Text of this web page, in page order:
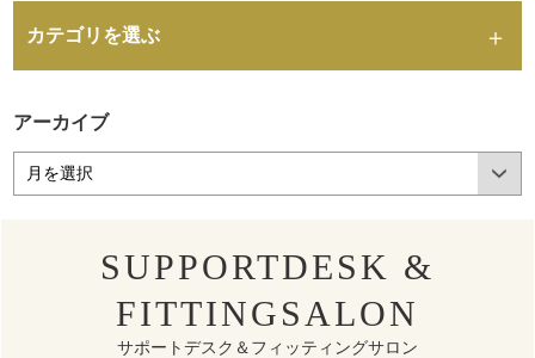
カテゴリを選ぶ
アーカイブ
SUPPORTDESK &
FITTINGSALON
サポートデスク＆フィッティングサロン